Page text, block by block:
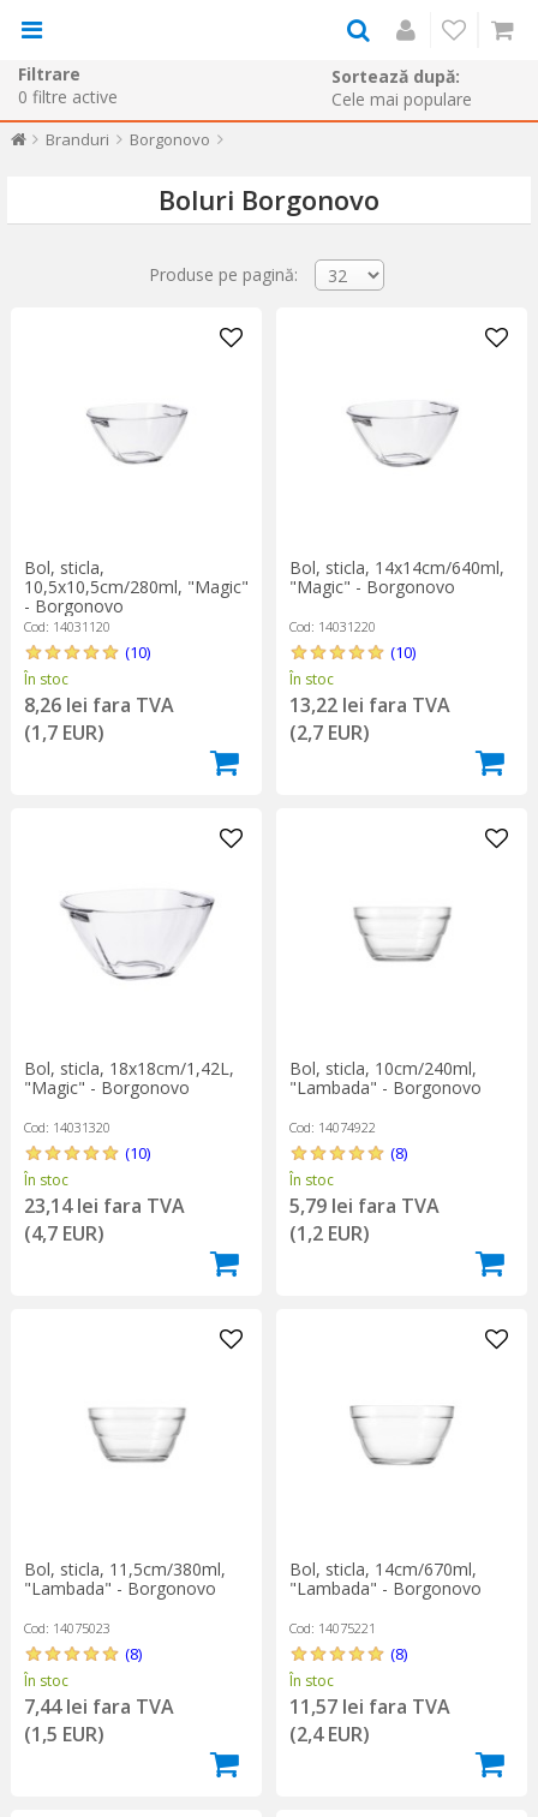
Filtrare
0 filtre active
Sortează după:
Branduri Borgonovo
Boluri Borgonovo
Produse pe pagină:
Bol, sticla,
10,5x10,5cm/280ml, "Magic"
- Borgonovo
Cod: 14031120
(10)
În stoc
8,26 lei fara TVA
(1,7 EUR)
Bol, sticla, 14x14cm/640ml,
"Magic" - Borgonovo
Cod: 14031220
(10)
În stoc
13,22 lei fara TVA
(2,7 EUR)
Bol, sticla, 18x18cm/1,42L,
"Magic" - Borgonovo
Cod: 14031320
(10)
În stoc
23,14 lei fara TVA
(4,7 EUR)
Bol, sticla, 10cm/240ml,
"Lambada" - Borgonovo
Cod: 14074922
(8)
În stoc
5,79 lei fara TVA
(1,2 EUR)
Bol, sticla, 11,5cm/380ml,
"Lambada" - Borgonovo
Cod: 14075023
(8)
În stoc
7,44 lei fara TVA
(1,5 EUR)
Bol, sticla, 14cm/670ml,
"Lambada" - Borgonovo
Cod: 14075221
(8)
În stoc
11,57 lei fara TVA
(2,4 EUR)